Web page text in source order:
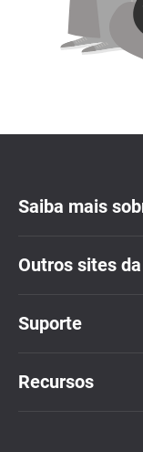
Saiba mais
Outros sites
Suporte
Recursos